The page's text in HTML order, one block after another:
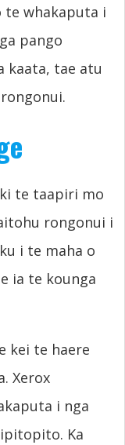
te whakaputa i
pango
kaata, tae atu
te taapiri mo
rongonui i
i te maha o
ia te kounga
kei te haere
Xerox
i nga
Ka